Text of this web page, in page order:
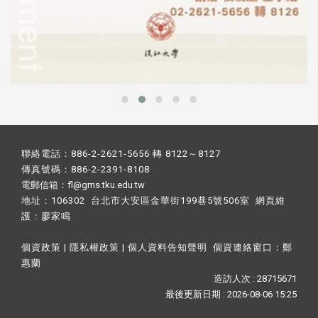
聯絡電話：886-2-2621-5656 轉 8122～8127
傳真號碼：886-2-2391-8108
電郵信箱：fl@gms.tku.edu.tw
地址：106302 台北市大安區金華街199巷5號506室 網頁維
護： 廖家鳴​
個資政策 | 隱私權政策 | 個人資料告知聲明 個資連絡窗口： 鄭
惠蘭
造訪人次 : 28715671
最後更新日期 :2026-08-06 15:25